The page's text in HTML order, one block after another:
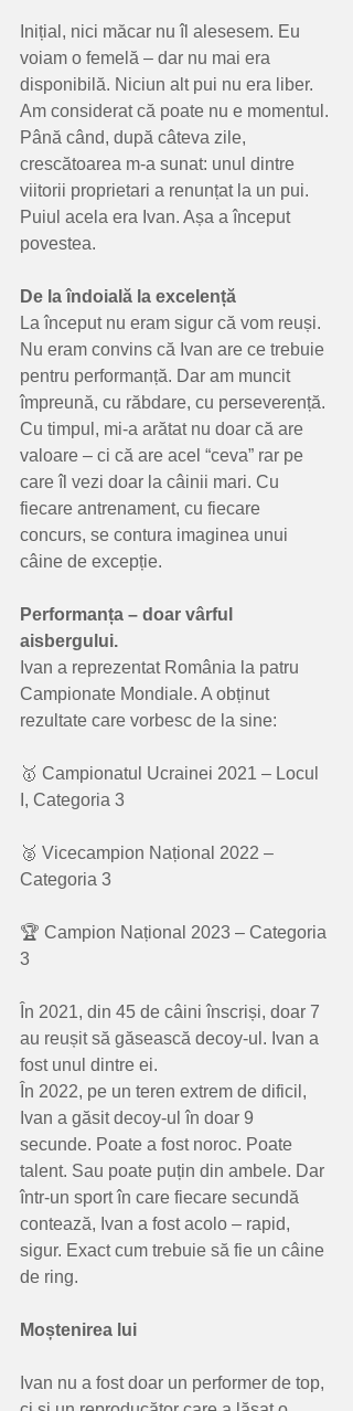
Inițial, nici măcar nu îl alesesem. Eu
voiam o femelă – dar nu mai era
disponibilă. Niciun alt pui nu era liber.
Am considerat că poate nu e momentul.
Până când, după câteva zile,
crescătoarea m-a sunat: unul dintre
viitorii proprietari a renunțat la un pui.
Puiul acela era Ivan. Așa a început
povestea.
De la îndoială la excelență
La început nu eram sigur că vom reuși.
Nu eram convins că Ivan are ce trebuie
pentru performanță. Dar am muncit
împreună, cu răbdare, cu perseverență.
Cu timpul, mi-a arătat nu doar că are
valoare – ci că are acel “ceva” rar pe
care îl vezi doar la câinii mari. Cu
fiecare antrenament, cu fiecare
concurs, se contura imaginea unui
câine de excepție.
Performanța – doar vârful
aisbergului.
Ivan a reprezentat România la patru
Campionate Mondiale. A obținut
rezultate care vorbesc de la sine:
🥇 Campionatul Ucrainei 2021 – Locul
I, Categoria 3
🥈 Vicecampion Național 2022 –
Categoria 3
🏆 Campion Național 2023 – Categoria
3
În 2021, din 45 de câini înscriși, doar 7
au reușit să găsească decoy-ul. Ivan a
fost unul dintre ei.
În 2022, pe un teren extrem de dificil,
Ivan a găsit decoy-ul în doar 9
secunde. Poate a fost noroc. Poate
talent. Sau poate puțin din ambele. Dar
într-un sport în care fiecare secundă
contează, Ivan a fost acolo – rapid,
sigur. Exact cum trebuie să fie un câine
de ring.
Moștenirea lui
Ivan nu a fost doar un performer de top,